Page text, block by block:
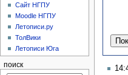
Cайт НГПУ
Moodle НГПУ
Летописи.ру
ТолВики
Летописи Юга
поиск